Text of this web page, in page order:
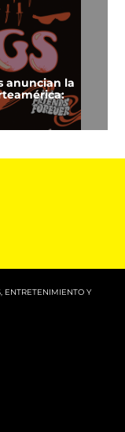
anuncian la
ENTRETENIMIENTO Y